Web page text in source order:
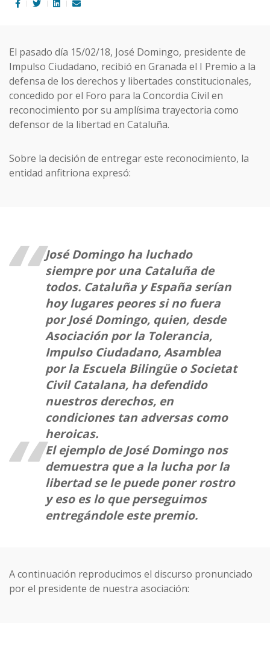
El pasado día 15/02/18, José Domingo, presidente de
Impulso Ciudadano, recibió en Granada el I Premio a la
defensa de los derechos y libertades constitucionales,
concedido por el Foro para la Concordia Civil en
reconocimiento por su amplísima trayectoria como
defensor de la libertad en Cataluña.
Sobre la decisión de entregar este reconocimiento, la
entidad anfitriona expresó:
José Domingo ha luchado
siempre por una Cataluña de
todos. Cataluña y España serían
hoy lugares peores si no fuera
por José Domingo, quien, desde
Asociación por la Tolerancia,
Impulso Ciudadano, Asamblea
por la Escuela Bilingüe o Societat
Civil Catalana, ha defendido
nuestros derechos, en
condiciones tan adversas como
heroicas.
El ejemplo de José Domingo nos
demuestra que a la lucha por la
libertad se le puede poner rostro
y eso es lo que perseguimos
entregándole este premio.
A continuación reproducimos el discurso pronunciado
por el presidente de nuestra asociación: